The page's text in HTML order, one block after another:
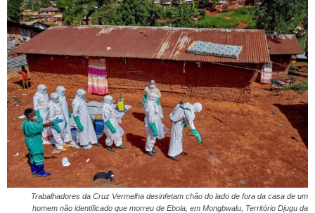
Trabalhadores da Cruz Vermelha desinfetam chão do lado de fora da casa de um
homem não identificado que morreu de Ebola, em Mongbwalu, Território Djugu da